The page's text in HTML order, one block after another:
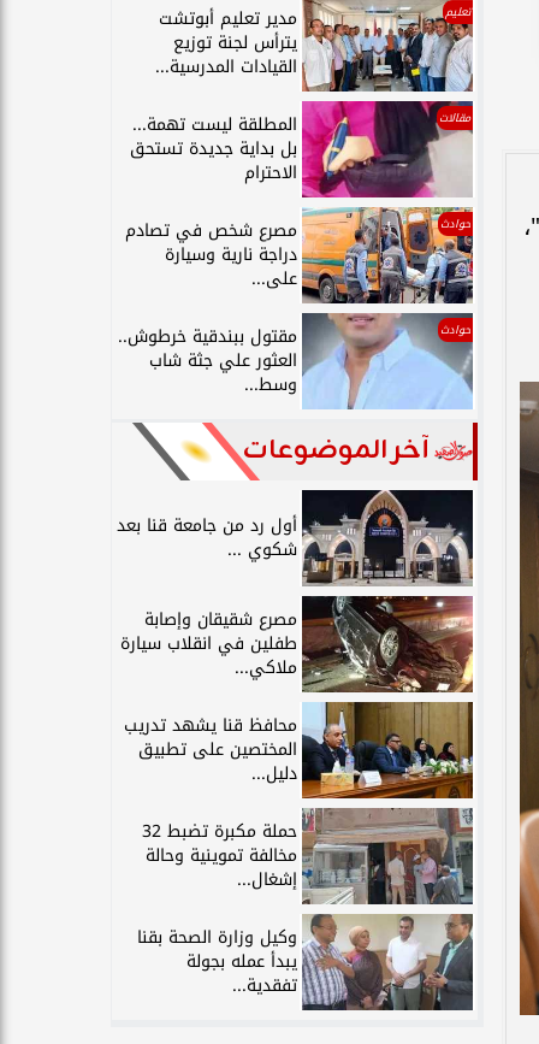
تعليم مدير تعليم أبوتشت
يترأس لجنة توزيع
القيادات المدرسية...
مقالات المطلقة ليست تهمة...
بل بداية جديدة تستحق
الاحترام
حوادث مصرع شخص في تصادم
دراجة نارية وسيارة
على...
حوادث مقتول ببندقية خرطوش..
العثور علي جثة شاب
وسط...
آخر الموضوعات
أول رد من جامعة قنا بعد
شكوي ...
مصرع شقيقان وإصابة
طفلين في انقلاب سيارة
ملاكي...
محافظ قنا يشهد تدريب
المختصين على تطبيق
دليل...
حملة مكبرة تضبط 32
مخالفة تموينية وحالة
إشغال...
وكيل وزارة الصحة بقنا
يبدأ عمله بجولة
تفقدية...